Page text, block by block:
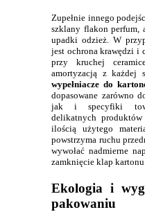
Zupełnie innego
szklany flakon perfum,
upadki odzież. W
jest ochrona krawędzi i
przy kruchej
amortyzacją z każdej
wypełniacze do
dopasowane zarówno
jak i specyfiki
delikatnych
ilością użytego
powstrzyma ruchu
wywołać nadmierne
zamknięcie klap kartonu.
Ekologia i
pakowaniu